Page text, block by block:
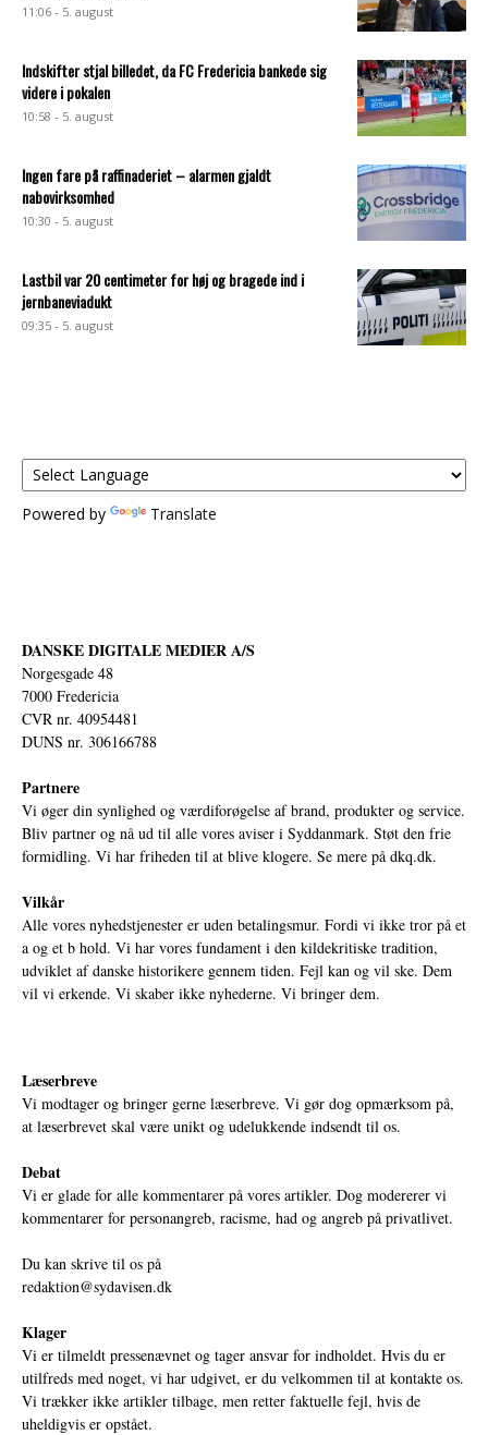
11:06 - 5. august
Indskifter stjal billedet, da FC Fredericia bankede sig
videre i pokalen
10:58 - 5. august
Ingen fare på raffinaderiet – alarmen gjaldt
nabovirksomhed
10:30 - 5. august
Lastbil var 20 centimeter for høj og bragede ind i
jernbaneviadukt
09:35 - 5. august
Powered by Translate
DANSKE DIGITALE MEDIER A/S
Norgesgade 48
7000 Fredericia
CVR nr. 40954481
DUNS nr. 306166788
Partnere
Vi øger din synlighed og værdiforøgelse af brand, produkter og service.
Bliv partner og nå ud til alle vores aviser i Syddanmark. Støt den frie
formidling. Vi har friheden til at blive klogere. Se mere på dkq.dk.
Vilkår
Alle vores nyhedstjenester er uden betalingsmur. Fordi vi ikke tror på et
a og et b hold. Vi har vores fundament i den kildekritiske tradition,
udviklet af danske historikere gennem tiden. Fejl kan og vil ske. Dem
vil vi erkende. Vi skaber ikke nyhederne. Vi bringer dem.
Læserbreve
Vi modtager og bringer gerne læserbreve. Vi gør dog opmærksom på,
at læserbrevet skal være unikt og udelukkende indsendt til os.
Debat
Vi er glade for alle kommentarer på vores artikler. Dog modererer vi
kommentarer for personangreb, racisme, had og angreb på privatlivet.
Du kan skrive til os på
redaktion@sydavisen.dk
Klager
Vi er tilmeldt pressenævnet og tager ansvar for indholdet. Hvis du er
utilfreds med noget, vi har udgivet, er du velkommen til at kontakte os.
Vi trækker ikke artikler tilbage, men retter faktuelle fejl, hvis de
uheldigvis er opstået.